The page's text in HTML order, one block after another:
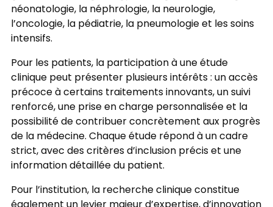
néonatologie, la néphrologie, la neurologie,
l’oncologie, la pédiatrie, la pneumologie et les soins
intensifs.
Pour les patients, la participation à une étude
clinique peut présenter plusieurs intérêts : un accès
précoce à certains traitements innovants, un suivi
renforcé, une prise en charge personnalisée et la
possibilité de contribuer concrètement aux progrès
de la médecine. Chaque étude répond à un cadre
strict, avec des critères d’inclusion précis et une
information détaillée du patient.
Pour l’institution, la recherche clinique constitue